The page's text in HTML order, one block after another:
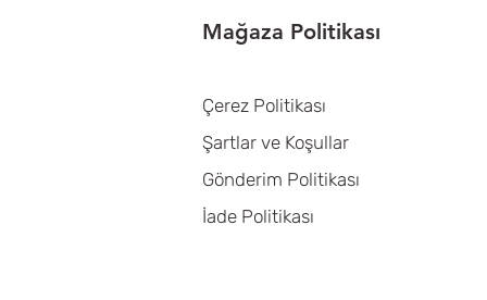
Mağaza Politikası
Çerez Politikası
Şartlar ve Koşullar
Gönderim Politikası
İade Politikası